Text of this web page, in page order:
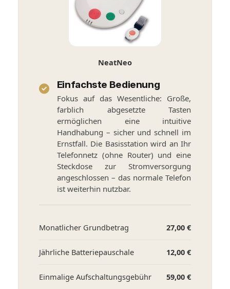
NeatNeo
Einfachste Bedienung
Fokus auf das Wesentliche: Große,
farblich abgesetzte Tasten
ermöglichen eine intuitive
Handhabung – sicher und schnell im
Ernstfall. Die Basisstation wird an Ihr
Telefonnetz (ohne Router) und eine
Steckdose zur Stromversorgung
angeschlossen – das normale Telefon
ist weiterhin nutzbar.
Monatlicher Grundbetrag 27,00 €
Jährliche Batteriepauschale 12,00 €
Einmalige Aufschaltungsgebühr 59,00 €